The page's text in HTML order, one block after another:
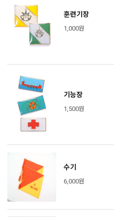
훈련기장
1,000원
기능장
1,500원
수기
6,000원